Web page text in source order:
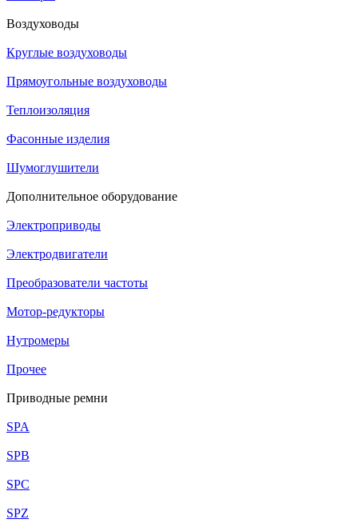
Воздуховоды
Круглые воздуховоды
Прямоугольные воздуховоды
Теплоизоляция
Фасонные изделия
Шумоглушители
Дополнительное оборудование
Электроприводы
Электродвигатели
Преобразователи частоты
Мотор-редукторы
Нутромеры
Прочее
Приводные ремни
SPA
SPB
SPC
SPZ